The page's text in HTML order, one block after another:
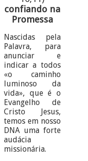
confiando na
Promessa
Nascidas pela
Palavra, para
anunciar e
indicar a todos
«o caminho
luminoso da
vida», que é o
Evangelho de
Cristo Jesus,
temos em nosso
DNA uma forte
audácia
missionária.